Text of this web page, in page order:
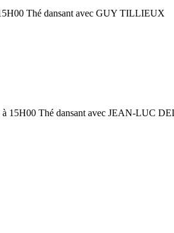
Thé dansant avec GUY TILLIEUX
à 15H00 Thé dansant avec JEAN-LUC